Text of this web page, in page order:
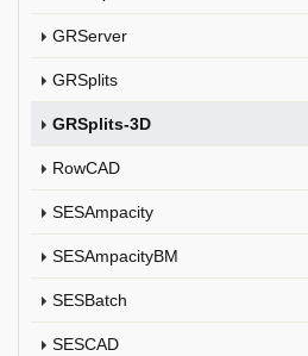
GRServer
GRSplits
GRSplits-3D
RowCAD
SESAmpacity
SESAmpacityBM
SESBatch
SESCAD